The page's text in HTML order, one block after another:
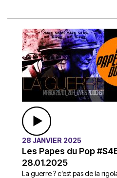
28 JANVIER 2025
Les Papes du Pop
28.01.2025
La guerre ? c’est pas de la